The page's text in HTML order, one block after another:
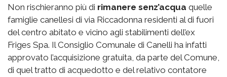
Non rischieranno più di rimanere senz’acqua quelle
famiglie canellesi di via Riccadonna residenti al di fuori
del centro abitato e vicino agli stabilimenti dell’ex
Friges Spa. Il Consiglio Comunale di Canelli ha infatti
approvato l’acquisizione gratuita, da parte del Comune,
di quel tratto di acquedotto e del relativo contatore